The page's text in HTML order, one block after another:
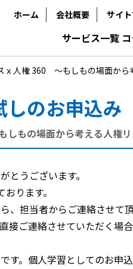
ホーム 会社概要 サイ
サービス一覧
ｘ人権 360 ～もしもの場面から
しのお申込み
もの場面から考える人権
とうございます。
ります。
、担当者からご連絡させて頂
ご連絡させていただく場合
。個人学習としてのお申込